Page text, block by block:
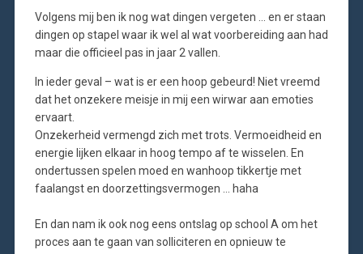
Volgens mij ben ik nog wat dingen vergeten … en er staan
dingen op stapel waar ik wel al wat voorbereiding aan had
maar die officieel pas in jaar 2 vallen.
In ieder geval – wat is er een hoop gebeurd! Niet vreemd
dat het onzekere meisje in mij een wirwar aan emoties
ervaart.
Onzekerheid vermengd zich met trots. Vermoeidheid en
energie lijken elkaar in hoog tempo af te wisselen. En
ondertussen spelen moed en wanhoop tikkertje met
faalangst en doorzettingsvermogen … haha
En dan nam ik ook nog eens ontslag op school A om het
proces aan te gaan van solliciteren en opnieuw te